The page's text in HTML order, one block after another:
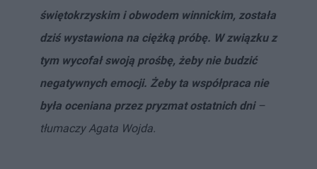
świętokrzyskim i obwodem winnickim, została
dziś wystawiona na ciężką próbę. W związku z
tym wycofał swoją prośbę, żeby nie budzić
negatywnych emocji. Żeby ta współpraca nie
była oceniana przez pryzmat ostatnich dni–
tłumaczy Agata Wojda.